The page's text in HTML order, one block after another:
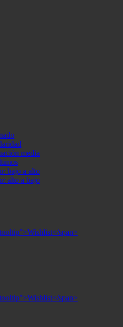
media
bajo a alto
alto a bajo
span>
span>